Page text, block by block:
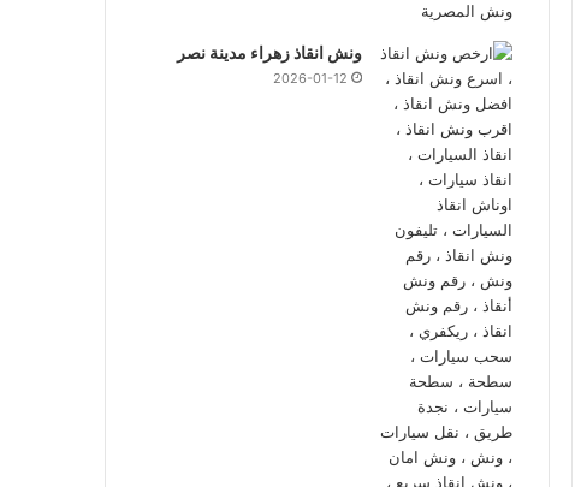
ونش انقاذ زهراء مدينة نصر
2026-01-12